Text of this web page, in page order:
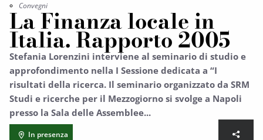
Convegni
La Finanza locale in
Italia. Rapporto 2005
Stefania Lorenzini interviene al seminario di studio e
approfondimento nella I Sessione dedicata a “I
risultati della ricerca. Il seminario organizzato da SRM
Studi e ricerche per il Mezzogiorno si svolge a Napoli
presso la Sala delle Assemblee...
In presenza